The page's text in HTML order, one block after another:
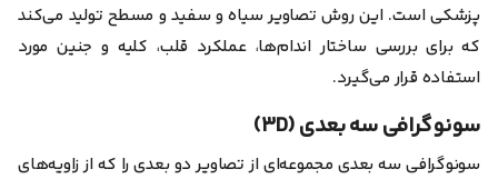
پزشکی است. این روش تصاویر سیاه ‌و ‌سفید و مسطح تولید می‌کند
که برای بررسی ساختار اندام‌ها، عملکرد قلب، کلیه و جنین مورد
استفاده قرار می‌گیرد.
سونوگرافی سه‌ بعدی (۳D)
سونوگرافی سه بعدی مجموعه‌ای از تصاویر دو بعدی را که از زاویه‌های